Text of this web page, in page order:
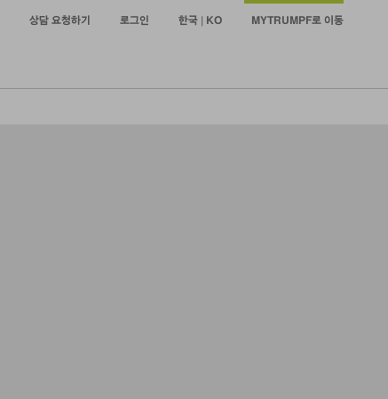
상담 요청하기 로그인 한국 | KO MYTRUMPF로 이동